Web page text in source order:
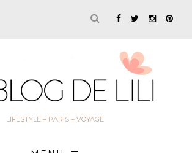
LIFESTYLE – PARIS – VOYAGE